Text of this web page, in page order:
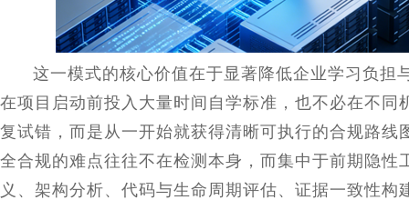
这一模式的核心价值在于显著降低企业学习负担
在项目启动前投入大量时间自学标准，也不必在不同
复试错，而是从一开始就获得清晰可执行的合规路线
全合规的难点往往不在检测本身，而集中于前期隐性
义、架构分析、代码与生命周期评估、证据一致性构